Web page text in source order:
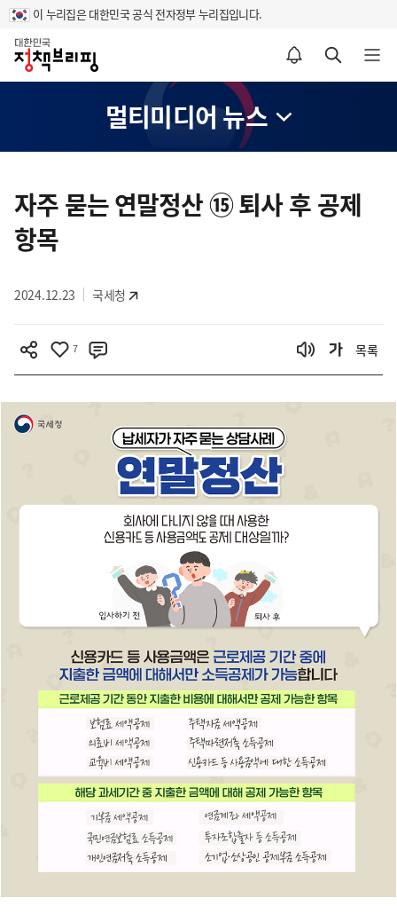
이 누리집은 대한민국 공식 전자정부 누리집입니다.
홈
알림설정 바로가기 검색 바로가기 메뉴 열기
멀티미디어 뉴스
텐
츠
영
자주 묻는 연말정산 ⑮ 퇴사 후 공제
항목
2024.12.23 국세청
7 목록